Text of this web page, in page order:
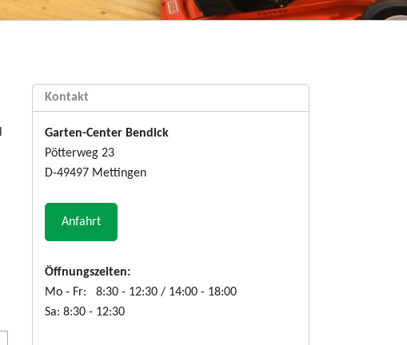
Kontakt
Garten-Center Bendick
Pötterweg 23
D-49497 Mettingen
Anfahrt
Öffnungszeiten:
Mo - Fr: 8:30 - 12:30 / 14:00 - 18:00
Sa: 8:30 - 12:30